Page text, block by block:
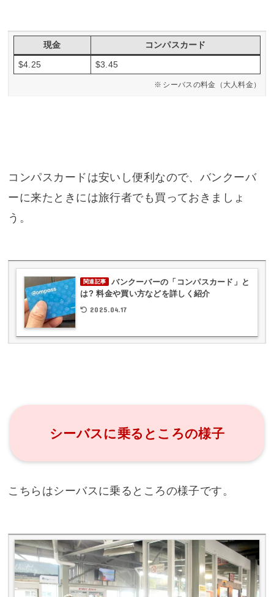
現金
コンパスカード
$4.25
$3.45
シーバスの料金（大人料金）
コンパスカードは安いし便利なので、バンクーバ
ーに来たときには旅行者でも買っておきましょ
う。
関連記事
バンクーバーの「コンパスカード」と
は? 料金や買い方などを詳しく紹介
2025.04.17
シーバスに乗るところの様子
こちらはシーバスに乗るところの様子です。